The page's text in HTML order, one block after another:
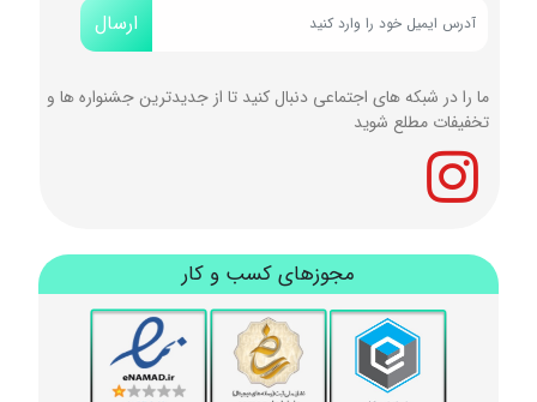
ارسال
ما را در شبکه های اجتماعی دنبال کنید تا از جدیدترین جشنواره ها و
تخفیفات مطلع شوید
مجوزهای کسب و کار